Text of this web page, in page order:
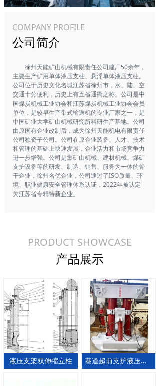
COMPANY PROFILE
公司简介
徐州天能矿山机械有限责任公司建厂50余年，
主要生产矿用单体液压支柱、悬浮单体液压支柱。
公司位于历史文化名城江苏省徐州市，水、陆、空
交通十分便利，历史上有五省通衢之称。公司是中
国煤炭机械工业协会和江苏煤炭机械工业协会会员
单位，是较早生产带式输送机的专业厂家之一，是
中国矿业大学矿山机械研究所科研生产基地。公司
由原国有企业改制后，成为徐州天能机电有限责任
公司独资子公司。公司在原企业装备、人才、技术
和管理的基础上快速发展，企业活力和市场竞争力
进一步增强。公司是集矿山机械、建材机械、煤矿
支护设备等的研发、制造、销售、服务为一体的骨
干企业，徐州名优企业，公司通过了ISO质量、环
境、职业健康安全管理体系认证，2022年被认定
为江苏省专精特新企业。
PRODUCT SHOWCASE
产品展示
液压支架双伸缩立柱 巷道超前支护液压支架